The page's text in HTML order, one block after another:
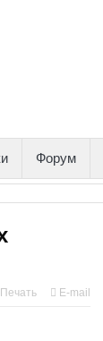
Форум
Печать E-mail